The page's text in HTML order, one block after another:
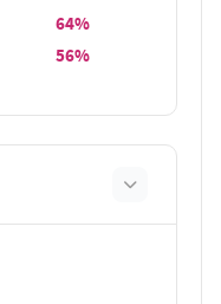
64%
56%